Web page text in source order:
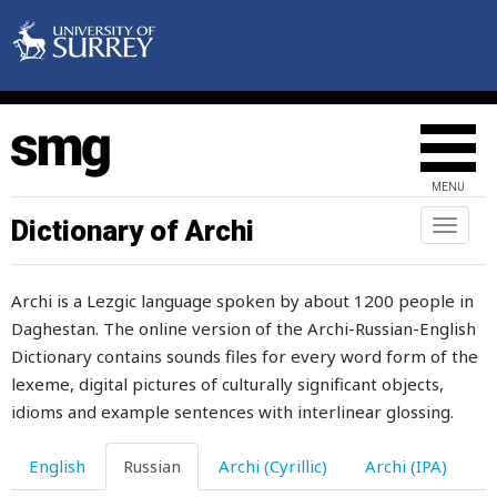
MENU
Toggle
Dictionary of Archi
Archi is a Lezgic language spoken by about 1200 people in
Daghestan. The online version of the Archi-Russian-English
Dictionary contains sounds files for every word form of the
lexeme, digital pictures of culturally significant objects,
idioms and example sentences with interlinear glossing.
English Russian Archi (Cyrillic) Archi (IPA)
оглобля
огниво
оголенный
огонь
огород
огорчаться
ограждение